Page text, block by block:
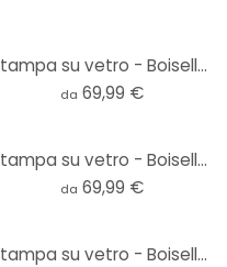
Stampa su vetro - Boiselle - Avelignese curioso
da 69,99 €
Stampa su vetro - Boiselle - Purosangue nobile arabo
da 69,99 €
Stampa su vetro - Boiselle - Stalloni andalusi